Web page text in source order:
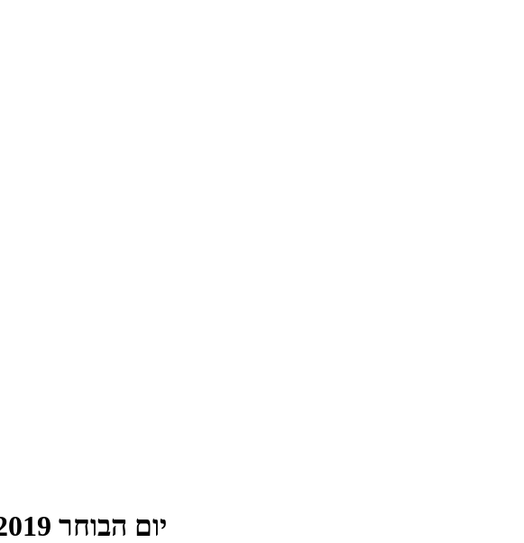
יום הבוחר 2019 סיבוב שני – שעה 11 – עורכות: שחף ולילך, מגיש: אורן עמרם